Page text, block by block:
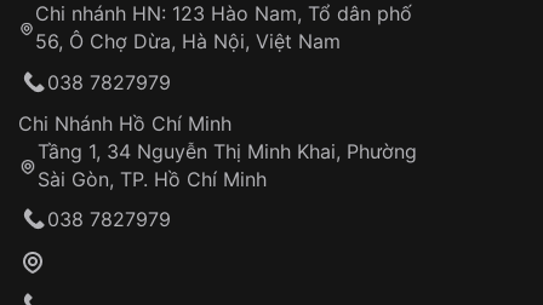
Từ khóa SEO:
Khách hàng kiểm tra và thanh toán trực tiếp
Đảm bảo quyền lợi khách hàng
Đồng hành cùng khách hàng trong suốt quá
trình sử dụng
Chi nhánh HN: 123 Hào Nam, Tổ dân phố
56, Ô Chợ Dừa, Hà Nội, Việt Nam
038 7827979
Chi Nhánh Hồ Chí Minh
Tầng 1, 34 Nguyễn Thị Minh Khai, Phường
Sài Gòn, TP. Hồ Chí Minh
038 7827979